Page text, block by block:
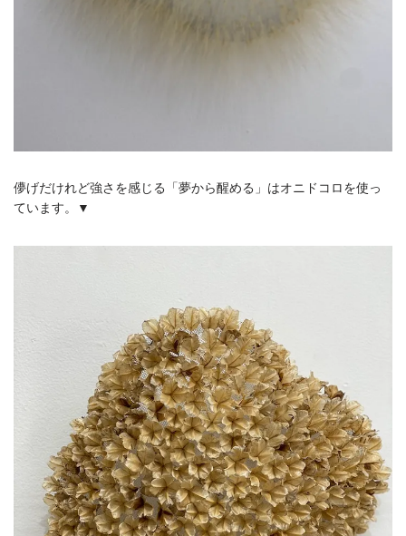
儚げだけれど強さを感じる「夢から醒める」はオニドコロを使っ
ています。▼